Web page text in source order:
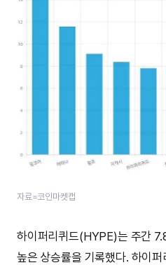
자료=코인마켓캡
하이퍼리퀴드(HYPE)는 주간
높은 상승률을 기록했다. 하이